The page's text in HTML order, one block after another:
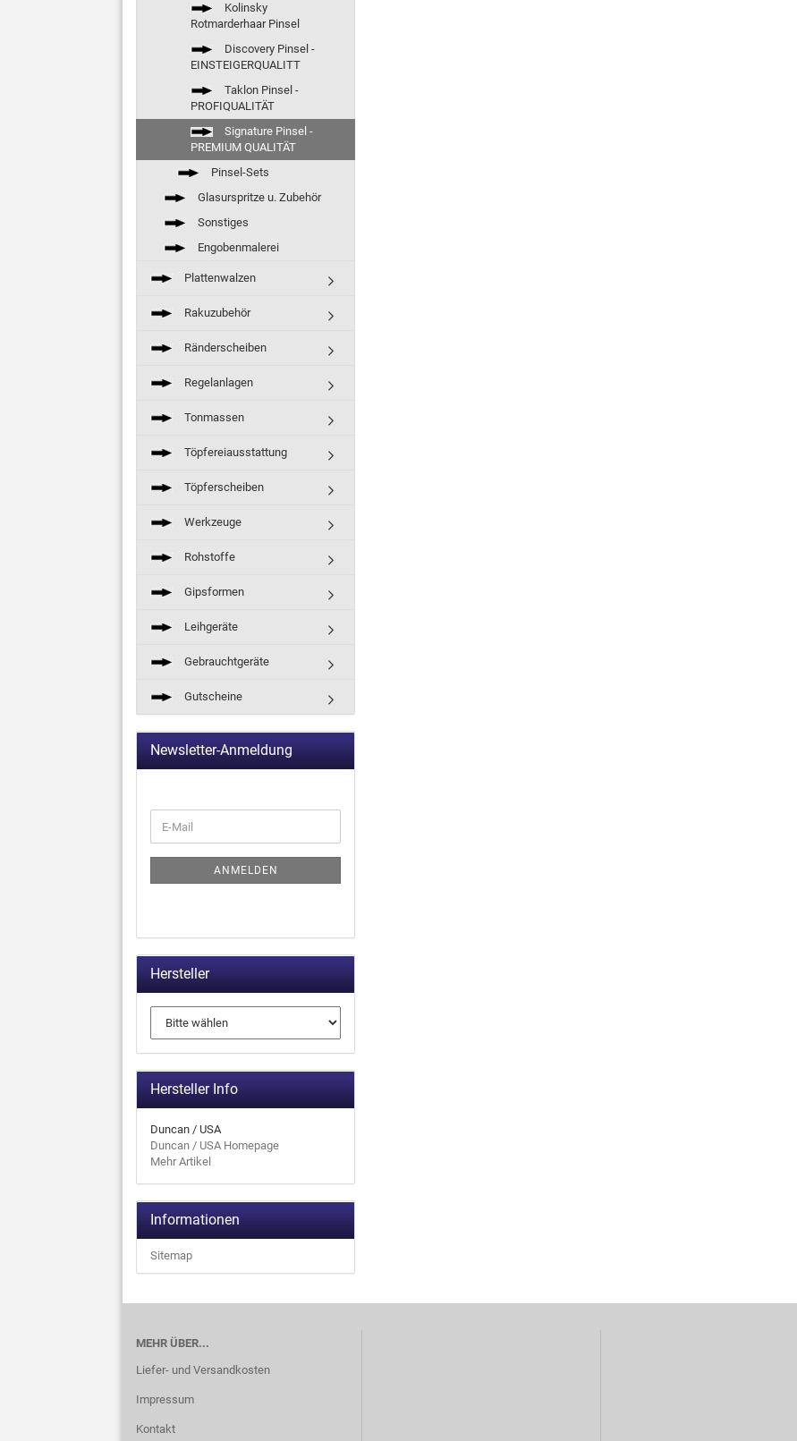
Kolinsky
Rotmarderhaar Pinsel
Discovery Pinsel -
EINSTEIGERQUALITT
Taklon Pinsel -
PROFIQUALITÄT
Signature Pinsel -
PREMIUM QUALITÄT
Pinsel-Sets
Glasurspritze u. Zubehör
Sonstiges
Engobenmalerei
Plattenwalzen
Rakuzubehör
Ränderscheiben
Regelanlagen
Tonmassen
Töpfereiausstattung
Töpferscheiben
Werkzeuge
Rohstoffe
Gipsformen
Leihgeräte
Gebrauchtgeräte
Gutscheine
Newsletter-Anmeldung
ANMELDEN
Hersteller
Hersteller Info
Duncan / USA
Duncan / USA Homepage
Mehr Artikel
Informationen
Sitemap
MEHR ÜBER...
Liefer- und Versandkosten
Impressum
Kontakt